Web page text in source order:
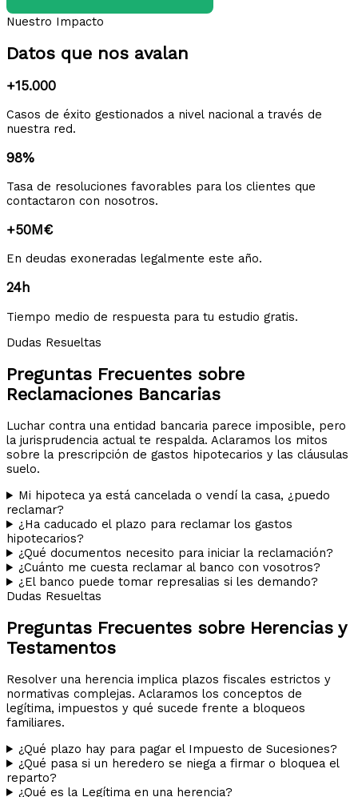
Nuestro Impacto
Datos que nos avalan
+15.000
Casos de éxito gestionados a nivel nacional a través de
nuestra red.
98%
Tasa de resoluciones favorables para los clientes que
contactaron con nosotros.
+50M€
En deudas exoneradas legalmente este año.
24h
Tiempo medio de respuesta para tu estudio gratis.
Dudas Resueltas
Preguntas Frecuentes sobre
Reclamaciones Bancarias
Luchar contra una entidad bancaria parece imposible, pero
la jurisprudencia actual te respalda. Aclaramos los mitos
sobre la prescripción de gastos hipotecarios y las cláusulas
suelo.
Mi hipoteca ya está cancelada o vendí la casa, ¿puedo
reclamar?
¿Ha caducado el plazo para reclamar los gastos
hipotecarios?
¿Qué documentos necesito para iniciar la reclamación?
¿Cuánto me cuesta reclamar al banco con vosotros?
¿El banco puede tomar represalias si les demando?
Dudas Resueltas
Preguntas Frecuentes sobre Herencias y
Testamentos
Resolver una herencia implica plazos fiscales estrictos y
normativas complejas. Aclaramos los conceptos de
legítima, impuestos y qué sucede frente a bloqueos
familiares.
¿Qué plazo hay para pagar el Impuesto de Sucesiones?
¿Qué pasa si un heredero se niega a firmar o bloquea el
reparto?
¿Qué es la Legítima en una herencia?